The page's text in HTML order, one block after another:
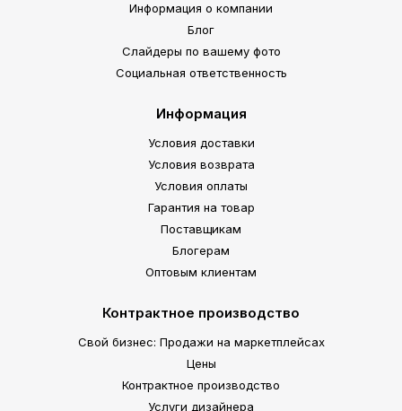
Информация о компании
Блог
Слайдеры по вашему фото
Социальная ответственность
Информация
Условия доставки
Условия возврата
Условия оплаты
Гарантия на товар
Поставщикам
Блогерам
Оптовым клиентам
Контрактное производство
Свой бизнес: Продажи на маркетплейсах
Цены
Контрактное производство
Услуги дизайнера